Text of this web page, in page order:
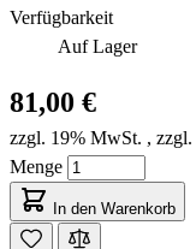
Verfügbarkeit
Auf Lager
81,00 €
zzgl. 19% MwSt. , zzgl.
Menge
In den Warenkorb